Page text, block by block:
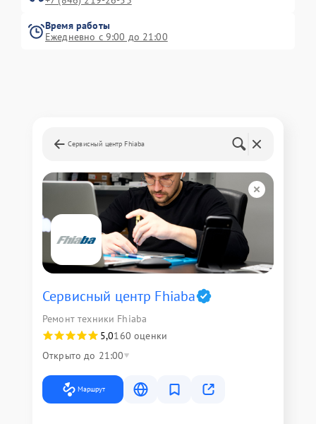
Время работы
Ежедневно с 9:00 до 21:00
Сервисный центр Fhiaba
Сервисный центр Fhiaba
Ремонт техники Fhiaba
5,0160 оценки
Открыто до 21:00
Маршрут